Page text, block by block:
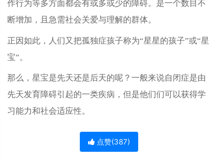
作行为等多方面都会有或多或少的障碍。是一个数目不
断增加，且急需社会关爱与理解的群体。
正因如此，人们又把孤独症孩子称为“星星的孩子”或“星
宝”。
那么，星宝是先天还是后天的呢？一般来说自闭症是由
先天发育障碍引起的一类疾病，但是他们们可以获得学
习能力和社会适应性。
点赞(387)